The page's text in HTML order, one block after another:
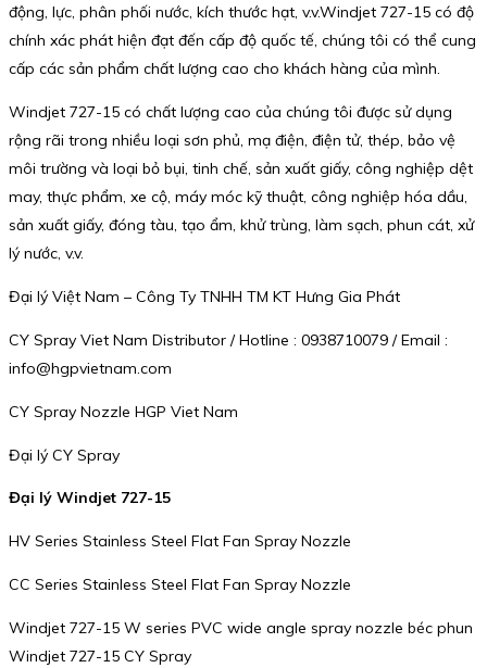
động, lực, phân phối nước, kích thước hạt, v.v.Windjet 727-15 có độ
chính xác phát hiện đạt đến cấp độ quốc tế, chúng tôi có thể cung
cấp các sản phẩm chất lượng cao cho khách hàng của mình.
Windjet 727-15 có chất lượng cao của chúng tôi được sử dụng
rộng rãi trong nhiều loại sơn phủ, mạ điện, điện tử, thép, bảo vệ
môi trường và loại bỏ bụi, tinh chế, sản xuất giấy, công nghiệp dệt
may, thực phẩm, xe cộ, máy móc kỹ thuật, công nghiệp hóa dầu,
sản xuất giấy, đóng tàu, tạo ẩm, khử trùng, làm sạch, phun cát, xử
lý nước, v.v.
Đại lý Việt Nam – Công Ty TNHH TM KT Hưng Gia Phát
CY Spray Viet Nam Distributor / Hotline : 0938710079 / Email :
info@hgpvietnam.com
CY Spray Nozzle HGP Viet Nam
Đại lý CY Spray
Đại lý Windjet 727-15
HV Series Stainless Steel Flat Fan Spray Nozzle
CC Series Stainless Steel Flat Fan Spray Nozzle
Windjet 727-15 W series PVC wide angle spray nozzle béc phun
Windjet 727-15 CY Spray